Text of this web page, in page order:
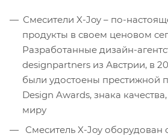
Смесители X-Joy – по-
продукты в своем ценовом
Разработанные дизайн-
designpartners из Австрии, в
были удостоены престижной
Design Awards, знака
миру
Смеситель X-Joy оборудован